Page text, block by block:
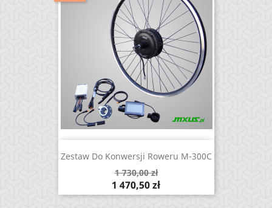
Zestaw Do Konwersji Roweru M-300C
Cena
podstawowa
1 730,00 zł
Cena
1 470,50 zł